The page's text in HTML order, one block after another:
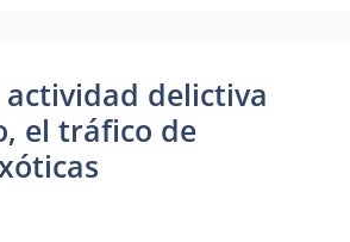
delictiva
el tráfico de